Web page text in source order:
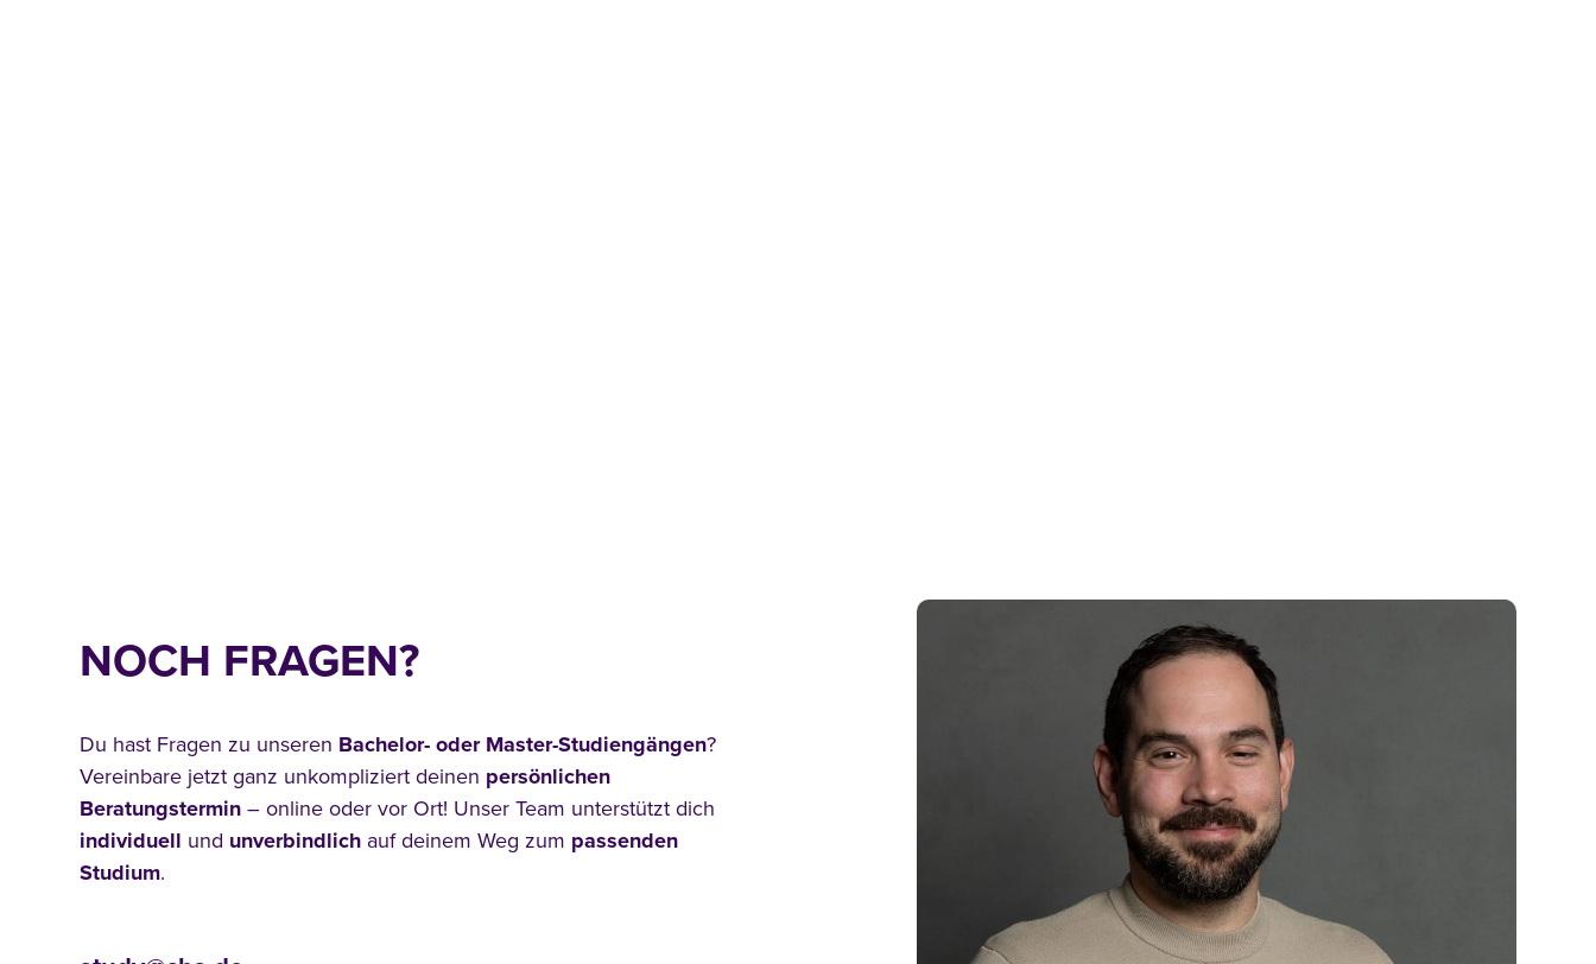
NOCH FRAGEN?
Du hast Fragen zu unseren Bachelor- oder Master-Studiengängen?
Vereinbare jetzt ganz unkompliziert deinen persönlichen
Beratungstermin – online oder vor Ort! Unser Team unterstützt dich
individuell und unverbindlich auf deinem Weg zum passenden
Studium.